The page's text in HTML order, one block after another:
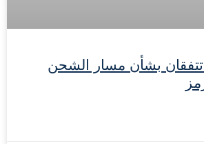
تتفقان بشأن مسار الشحن